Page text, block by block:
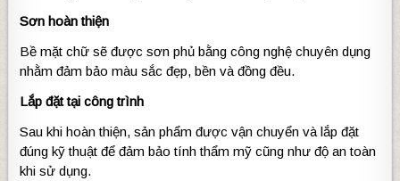
Sơn hoàn thiện
Bề mặt chữ sẽ được sơn phủ bằng công nghệ chuyên dụng
nhằm đảm bảo màu sắc đẹp, bền và đồng đều.
Lắp đặt tại công trình
Sau khi hoàn thiện, sản phẩm được vận chuyển và lắp đặt
đúng kỹ thuật để đảm bảo tính thẩm mỹ cũng như độ an toàn
khi sử dụng.